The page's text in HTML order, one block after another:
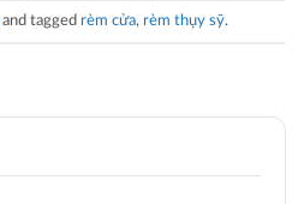
and tagged rèm cửa, rèm thụy sỹ.